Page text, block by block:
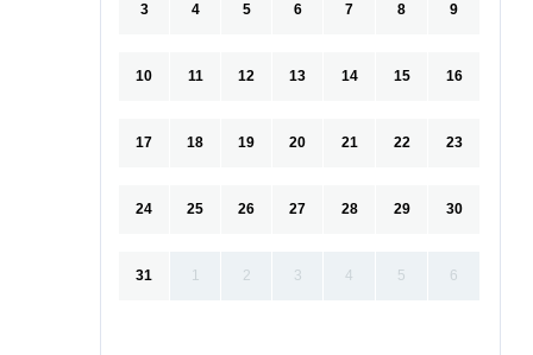
3 4 5 6 7 8 9
10 11 12 13 14 15 16
17 18 19 20 21 22 23
24 25 26 27 28 29 30
31 1 2 3 4 5 6